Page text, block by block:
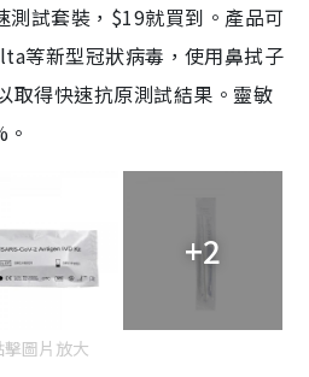
測試套裝，$19就買到。產品可
等新型冠狀病毒，使用鼻拭子
取得快速抗原測試結果。靈敏
+2
擊圖片放大